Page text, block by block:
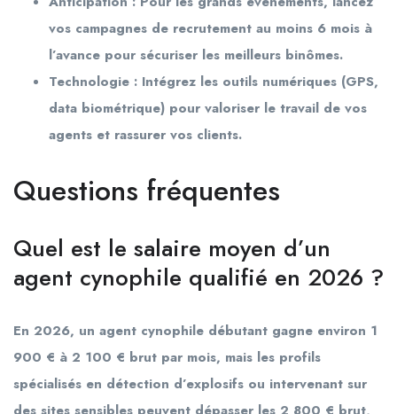
vos campagnes de recrutement au moins 6 mois à
l’avance pour sécuriser les meilleurs binômes.
Technologie : Intégrez les outils numériques (GPS,
data biométrique) pour valoriser le travail de vos
agents et rassurer vos clients.
Questions fréquentes
Quel est le salaire moyen d’un
agent cynophile qualifié en 2026 ?
En 2026, un agent cynophile débutant gagne environ 1
900 € à 2 100 € brut par mois, mais les profils
spécialisés en détection d’explosifs ou intervenant sur